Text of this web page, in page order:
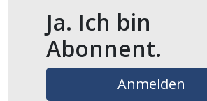
Ja. Ich bin
Abonnent.
Anmelden